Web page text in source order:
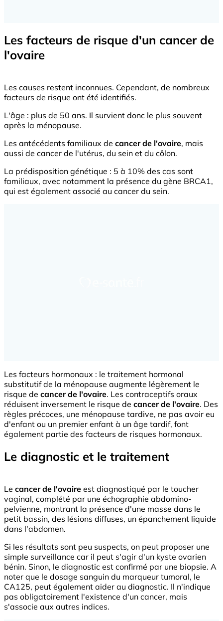
Les facteurs de risque d'un cancer de
l'ovaire
Les causes restent inconnues. Cependant, de nombreux
facteurs de risque ont été identifiés.
L'âge : plus de 50 ans. Il survient donc le plus souvent
après la ménopause.
Les antécédents familiaux de cancer de l'ovaire, mais
aussi de cancer de l'utérus, du sein et du côlon.
La prédisposition génétique : 5 à 10% des cas sont
familiaux, avec notamment la présence du gène BRCA1,
qui est également associé au cancer du sein.
Les facteurs hormonaux : le traitement hormonal
substitutif de la ménopause augmente légèrement le
risque de cancer de l'ovaire. Les contraceptifs oraux
réduisent inversement le risque de cancer de l'ovaire. Des
règles précoces, une ménopause tardive, ne pas avoir eu
d'enfant ou un premier enfant à un âge tardif, font
également partie des facteurs de risques hormonaux.
Le diagnostic et le traitement
Le cancer de l'ovaire est diagnostiqué par le toucher
vaginal, complété par une échographie abdomino-
pelvienne, montrant la présence d'une masse dans le
petit bassin, des lésions diffuses, un épanchement liquide
dans l'abdomen.
Si les résultats sont peu suspects, on peut proposer une
simple surveillance car il peut s'agir d'un kyste ovarien
bénin. Sinon, le diagnostic est confirmé par une biopsie. A
noter que le dosage sanguin du marqueur tumoral, le
CA125, peut également aider au diagnostic. Il n'indique
pas obligatoirement l'existence d'un cancer, mais
s'associe aux autres indices.